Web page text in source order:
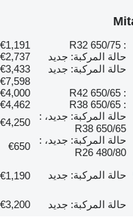
: 650/75 R32
€1,191
حالة المركبة: جديد
€2,737
حالة المركبة: جديد
€3,433
€7,598
: 650/65 R42
€4,000
: 650/65 R38
€4,462
حالة المركبة: جديد، :
650/65 R38
€4,250
حالة المركبة: جديد، :
480/80 R26
€650
حالة المركبة: جديد
€1,190
حالة المركبة: جديد €3,200